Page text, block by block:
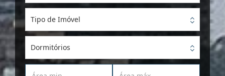
Tipo de Imóvel
Dormitórios